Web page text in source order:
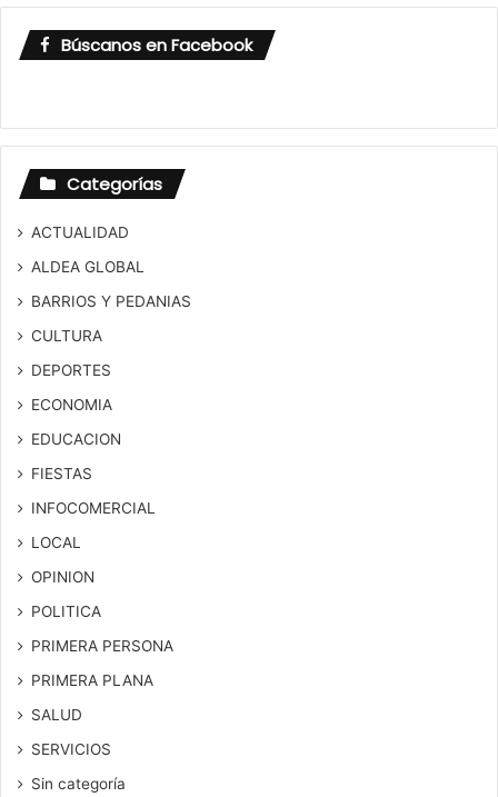
Búscanos en Facebook
Categorías
ACTUALIDAD
ALDEA GLOBAL
BARRIOS Y PEDANIAS
CULTURA
DEPORTES
ECONOMIA
EDUCACION
FIESTAS
INFOCOMERCIAL
LOCAL
OPINION
POLITICA
PRIMERA PERSONA
PRIMERA PLANA
SALUD
SERVICIOS
Sin categoría